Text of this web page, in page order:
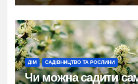
ДІМ САДІВНИЦТВО ТА РОСЛИНИ
Чи можна садити